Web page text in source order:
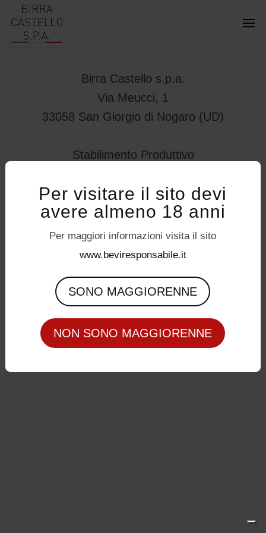
Birra Castello s.p.a.
Via Meucci, 1
33058 San Giorgio di Nogaro (UD)
Stabilimento Produttivo
32034 – Pedavena (BL)
servizioconsumatori@birracastello.it
Seguici su
P.I. 01994920302
Per visitare il sito devi
avere almeno 18 anni
Per maggiori informazioni visita il sito
www.beviresponsabile.it
SONO MAGGIORENNE
NON SONO MAGGIORENNE